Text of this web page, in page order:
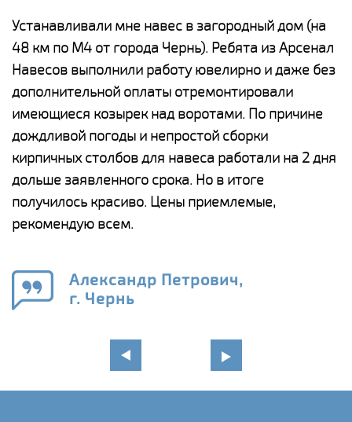
Устанавливали мне навес в загородный дом (на
48 км по М4 от города Чернь). Ребята из Арсенал
Навесов выполнили работу ювелирно и даже без
дополнительной оплаты отремонтировали
имеющиеся козырек над воротами. По причине
дождливой погоды и непростой сборки
кирпичных столбов для навеса работали на 2 дня
дольше заявленного срока. Но в итоге
получилось красиво. Цены приемлемые,
рекомендую всем.
Александр Петрович,
г. Чернь